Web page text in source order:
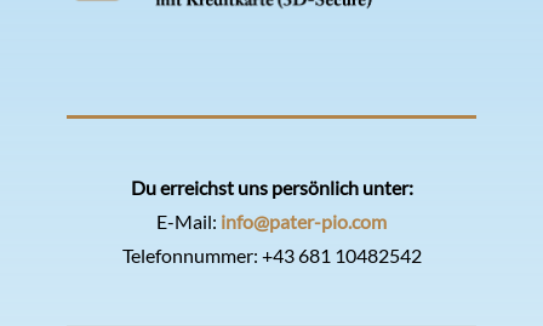
Du erreichst uns persönlich unter:
E-Mail: info@pater-pio.com
Telefonnummer: +43 681 10482542